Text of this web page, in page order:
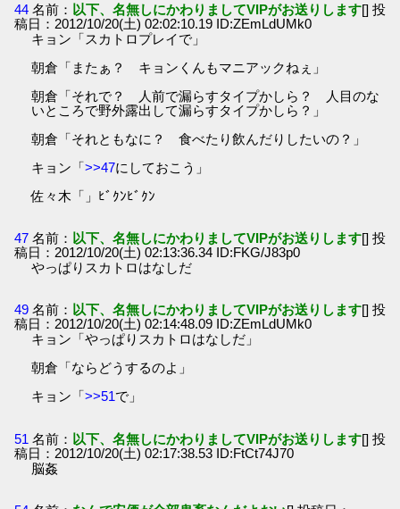
44 名前： 以下、名無しにかわりましてVIPがお送りします[] 投
稿日：2012/10/20(土) 02:02:10.19 ID:ZEmLdUMk0
キョン「スカトロプレイで」
朝倉「またぁ？ キョンくんもマニアックねぇ」
朝倉「それで？ 人前で漏らすタイプかしら？ 人目のな
いところで野外露出して漏らすタイプかしら？」
朝倉「それともなに？ 食べたり飲んだりしたいの？」
キョン「>>47にしておこう」
佐々木「」ﾋﾞｸﾝﾋﾞｸﾝ
47 名前： 以下、名無しにかわりましてVIPがお送りします[] 投
稿日：2012/10/20(土) 02:13:36.34 ID:FKG/J83p0
やっぱりスカトロはなしだ
49 名前： 以下、名無しにかわりましてVIPがお送りします[] 投
稿日：2012/10/20(土) 02:14:48.09 ID:ZEmLdUMk0
キョン「やっぱりスカトロはなしだ」
朝倉「ならどうするのよ」
キョン「>>51で」
51 名前： 以下、名無しにかわりましてVIPがお送りします[] 投
稿日：2012/10/20(土) 02:17:38.53 ID:FtCt74J70
脳姦